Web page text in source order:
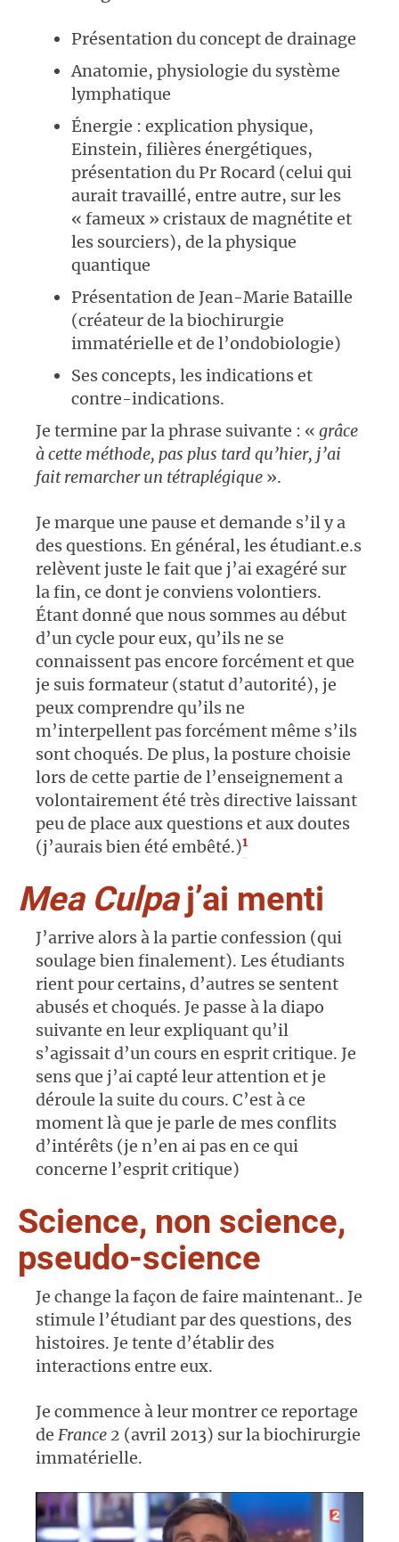
Présentation du concept de drainage
Anatomie, physiologie du système
lymphatique
Énergie : explication physique,
Einstein, filières énergétiques,
présentation du Pr Rocard (celui qui
aurait travaillé, entre autre, sur les
« fameux » cristaux de magnétite et
les sourciers), de la physique
quantique
Présentation de Jean-Marie Bataille
(créateur de la biochirurgie
immatérielle et de l’ondobiologie)
Ses concepts, les indications et
contre-indications.
Je termine par la phrase suivante : « grâce
à cette méthode, pas plus tard qu’hier, j’ai
fait remarcher un tétraplégique ».
Je marque une pause et demande s’il y a
des questions. En général, les étudiant.e.s
relèvent juste le fait que j’ai exagéré sur
la fin, ce dont je conviens volontiers.
Étant donné que nous sommes au début
d’un cycle pour eux, qu’ils ne se
connaissent pas encore forcément et que
je suis formateur (statut d’autorité), je
peux comprendre qu’ils ne
m’interpellent pas forcément même s’ils
sont choqués. De plus, la posture choisie
lors de cette partie de l’enseignement a
volontairement été très directive laissant
peu de place aux questions et aux doutes
(j’aurais bien été embêté.)1
Mea Culpaj’ai menti
J’arrive alors à la partie confession (qui
soulage bien finalement). Les étudiants
rient pour certains, d’autres se sentent
abusés et choqués. Je passe à la diapo
suivante en leur expliquant qu’il
s’agissait d’un cours en esprit critique. Je
sens que j’ai capté leur attention et je
déroule la suite du cours. C’est à ce
moment là que je parle de mes conflits
d’intérêts (je n’en ai pas en ce qui
concerne l’esprit critique)
Science, non science,
pseudo-science
Je change la façon de faire maintenant.. Je
stimule l’étudiant par des questions, des
histoires. Je tente d’établir des
interactions entre eux.
Je commence à leur montrer ce reportage
de France 2 (avril 2013) sur la biochirurgie
immatérielle.
Lecteur
vidéo